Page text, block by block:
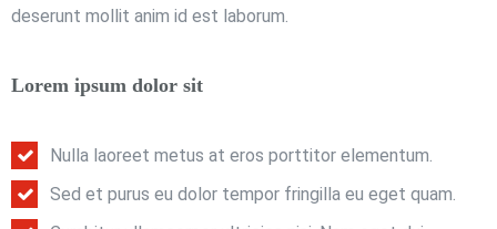
deserunt mollit anim id est laborum.
Lorem ipsum dolor sit
Nulla laoreet metus at eros porttitor elementum.
Sed et purus eu dolor tempor fringilla eu eget quam.